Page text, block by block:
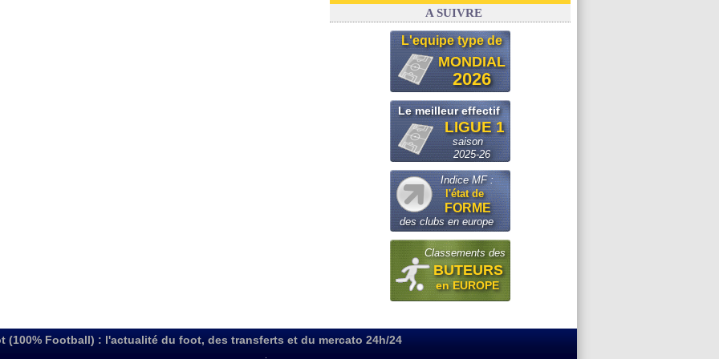
A SUIVRE
L'equipe type de
MONDIAL
2026
Le meilleur effectif
LIGUE 1
saison
2025-26
Indice MF :
l'état de
FORME
des clubs en europe
Classements des
BUTEURS
en EUROPE
(100% Football) : l'actualité du foot, des transferts et du mercato 24h/24